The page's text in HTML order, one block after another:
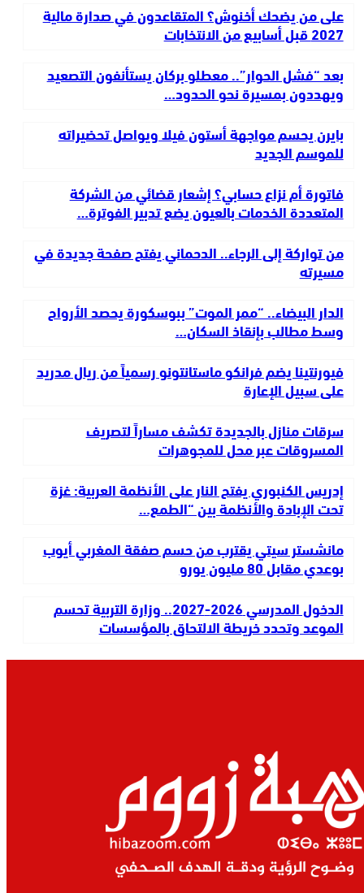
على من يضحك أخنوش؟ المتقاعدون في صدارة مالية
2027 قبل أسابيع من الانتخابات
بعد “فشل الحوار”.. معطلو بركان يستأنفون التصعيد
ويهددون بمسيرة نحو الحدود…
بايرن يحسم مواجهة أستون فيلا ويواصل تحضيراته
للموسم الجديد
فاتورة أم نزاع حسابي؟ إشعار قضائي من الشركة
المتعددة الخدمات بالعيون يضع تدبير الفوترة…
من تواركة إلى الرجاء.. الدحماني يفتح صفحة جديدة في
مسيرته
الدار البيضاء.. “ممر الموت” ببوسكورة يحصد الأرواح
وسط مطالب بإنقاذ السكان…
فيورنتينا يضم فرانكو ماستانتونو رسمياً من ريال مدريد
على سبيل الإعارة
سرقات منازل بالجديدة تكشف مساراً لتصريف
المسروقات عبر محل للمجوهرات
إدريس الكنبوري يفتح النار على الأنظمة العربية: غزة
تحت الإبادة والأنظمة بين “الطمع…
مانشستر سيتي يقترب من حسم صفقة المغربي أيوب
بوعدي مقابل 80 مليون يورو
الدخول المدرسي 2026-2027.. وزارة التربية تحسم
الموعد وتحدد خريطة الالتحاق بالمؤسسات